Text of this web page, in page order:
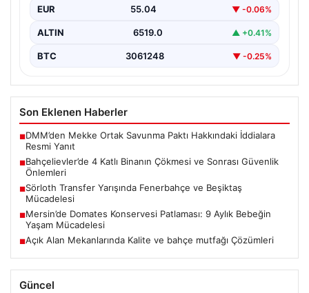
EUR 55.04 ▼ -0.06%
ALTIN 6519.0 ▲ +0.41%
BTC 3061248 ▼ -0.25%
Son Eklenen Haberler
■DMM’den Mekke Ortak Savunma Paktı Hakkındaki İddialara
Resmi Yanıt
■Bahçelievler’de 4 Katlı Binanın Çökmesi ve Sonrası Güvenlik
Önlemleri
■Sörloth Transfer Yarışında Fenerbahçe ve Beşiktaş
Mücadelesi
■Mersin’de Domates Konservesi Patlaması: 9 Aylık Bebeğin
Yaşam Mücadelesi
■Açık Alan Mekanlarında Kalite ve bahçe mutfağı Çözümleri
Güncel